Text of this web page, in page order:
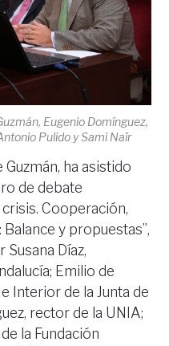
Eugenio Domínguez,
Pulido y Sami Naïr
ha asistido
de debate
Cooperación,
y propuestas”,
Díaz,
Emilio de
Interior de la Junta de
rector de la UNIA;
la Fundación